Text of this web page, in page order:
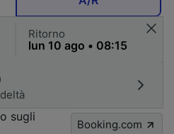
Ritorno
sugli
Booking.com